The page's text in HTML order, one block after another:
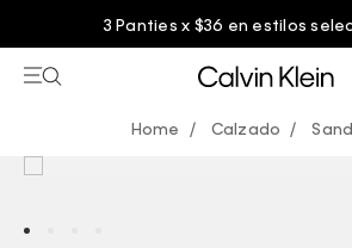
3 Panties x $36 en estilos
Calzado